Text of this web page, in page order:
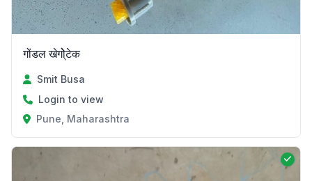
गोंडल खेगोे्टेक
Smit Busa
Login to view
Pune, Maharashtra